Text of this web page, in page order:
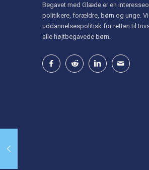
Begavet med Glæde er en
politikere, forældre, børn og unge.
uddannelsespolitisk for retten til
alle højtbegavede børn.